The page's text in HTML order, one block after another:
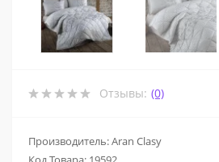
Отзывы: (0)
Производитель: Aran Clasy